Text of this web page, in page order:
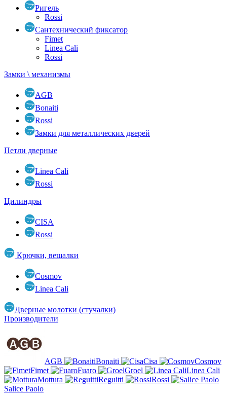
Ригель
Rossi
Сантехнический фиксатор
Fimet
Linea Cali
Rossi
Замки \ механизмы
AGB
Bonaiti
Rossi
Замки для металлических дверей
Петли дверные
Linea Cali
Rossi
Цилиндры
CISA
Rossi
Крючки, вешалки
Cosmov
Linea Cali
Дверные молотки (стучалки)
Производители
AGB Bonaiti Cisa
Cosmov
Fimet
Fuaro Groel
Linea Cali
Mottura
Reguitti
Rossi
Salice Paolo